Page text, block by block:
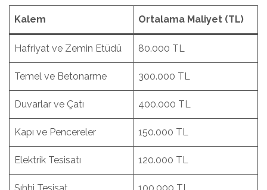
Kalem Ortalama Maliyet (TL)
Hafriyat ve Zemin Etüdü 80.000 TL
Temel ve Betonarme 300.000 TL
Duvarlar ve Çatı 400.000 TL
Kapı ve Pencereler 150.000 TL
Elektrik Tesisatı 120.000 TL